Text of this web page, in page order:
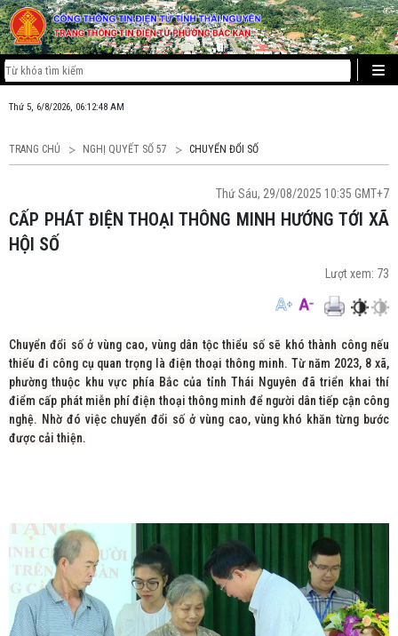
Thứ 5, 6/8/2026, 06:12:48 AM
TRANG CHỦ NGHỊ QUYẾT SỐ 57 CHUYỂN ĐỔI SỐ
Thứ Sáu, 29/08/2025 10:35 GMT+7
CẤP PHÁT ĐIỆN THOẠI THÔNG MINH HƯỚNG TỚI XÃ
HỘI SỐ
Lượt xem: 73
Chuyển đổi số ở vùng cao, vùng dân tộc thiểu số sẽ khó thành công nếu
thiếu đi công cụ quan trọng là điện thoại thông minh. Từ năm 2023, 8 xã,
phường thuộc khu vực phía Bắc của tỉnh Thái Nguyên đã triển khai thí
điểm cấp phát miễn phí điện thoại thông minh để người dân tiếp cận công
nghệ. Nhờ đó việc chuyển đổi số ở vùng cao, vùng khó khăn từng bước
được cải thiện.